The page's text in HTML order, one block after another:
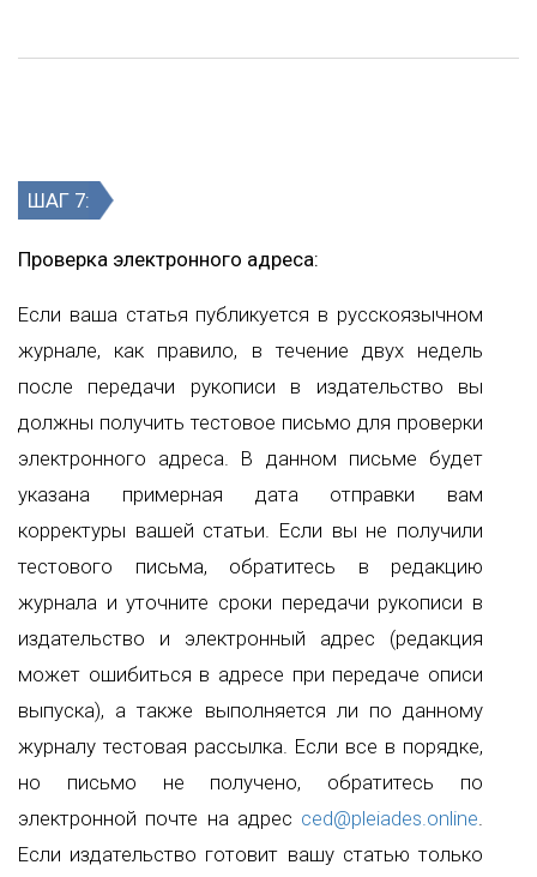
ШАГ 7:
Проверка электронного адреса:
Если ваша статья публикуется в русскоязычном
журнале, как правило, в течение двух недель
после передачи рукописи в издательство вы
должны получить тестовое письмо для проверки
электронного адреса. В данном письме будет
указана примерная дата отправки вам
корректуры вашей статьи. Если вы не получили
тестового письма, обратитесь в редакцию
журнала и уточните сроки передачи рукописи в
издательство и электронный адрес (редакция
может ошибиться в адресе при передаче описи
выпуска), а также выполняется ли по данному
журналу тестовая рассылка. Если все в порядке,
но письмо не получено, обратитесь по
электронной почте на адрес ced@pleiades.online.
Если издательство готовит вашу статью только